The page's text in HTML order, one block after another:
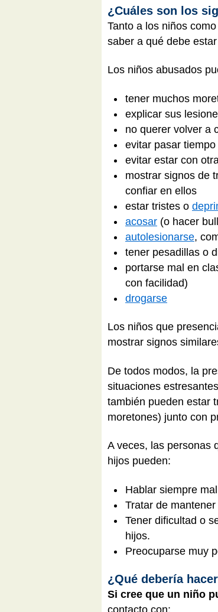
¿Cuáles son los
Tanto a los niños
saber a qué debe
Los niños abusados
tener muchos
explicar sus
no querer volver a
evitar pasar
evitar estar con
mostrar signos de
confiar en ellos
estar tristes o
acosar (o hacer
autolesionarse,
tener pesadillas o
portarse mal en
con facilidad)
drogarse
Los niños que
mostrar signos
De todos modos, la
situaciones
también pueden estar
moretones) junto con
A veces, las personas
hijos pueden:
Hablar siempre
Tratar de
Tener dificultad o
hijos.
Preocuparse muy
¿Qué debería
Si cree que un niño
contacto con: